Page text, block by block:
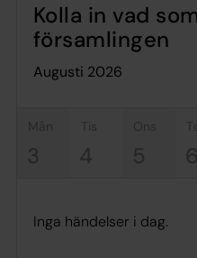
Kolla in vad
församlingen
augusti 2026
tis
4 6
Inga händelser i dag.